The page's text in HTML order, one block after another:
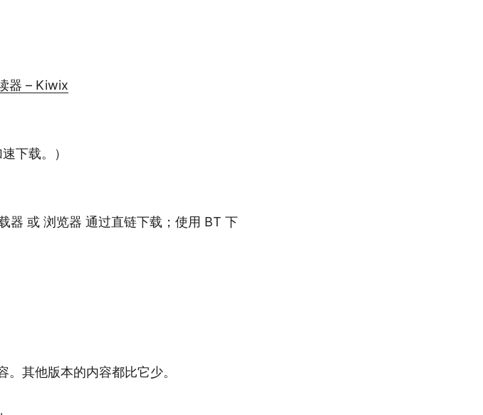
器 – Kiwix
下载。）
器 或 浏览器 通过直链下载；使用 BT 下
其他版本的内容都比它少。